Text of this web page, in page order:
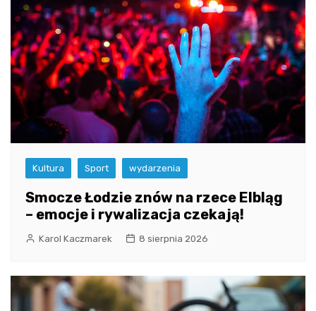
Kultura Sport wydarzenia
Smocze Łodzie znów na rzece Elbląg
– emocje i rywalizacja czekają!
Karol Kaczmarek 8 sierpnia 2026